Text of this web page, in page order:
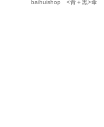
baihuishop <青＋黒>傘